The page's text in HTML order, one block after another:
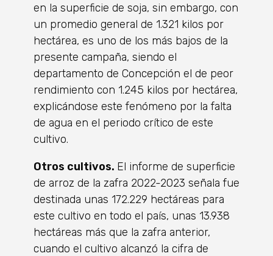
en la superficie de soja, sin embargo, con
un promedio general de 1.321 kilos por
hectárea, es uno de los más bajos de la
presente campaña, siendo el
departamento de Concepción el de peor
rendimiento con 1.245 kilos por hectárea,
explicándose este fenómeno por la falta
de agua en el periodo crítico de este
cultivo.
Otros cultivos. El informe de superficie
de arroz de la zafra 2022-2023 señala fue
destinada unas 172.229 hectáreas para
este cultivo en todo el país, unas 13.938
hectáreas más que la zafra anterior,
cuando el cultivo alcanzó la cifra de